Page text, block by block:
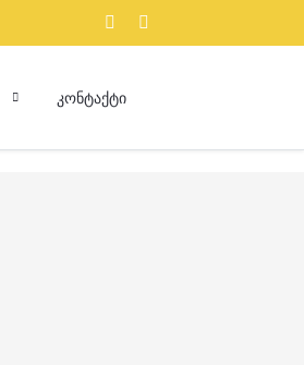
ᲙᲝᲜᲢᲐᲥᲢᲘ